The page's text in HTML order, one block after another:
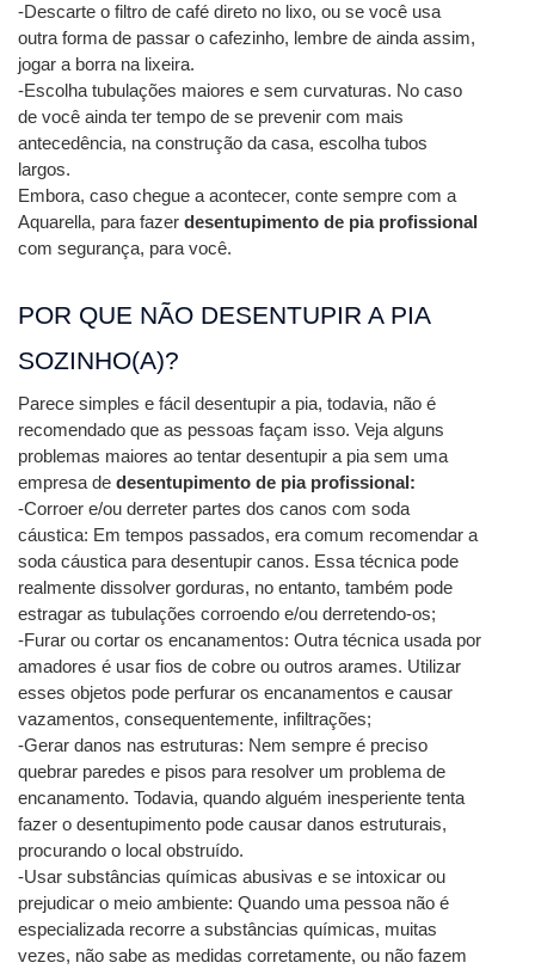
-Descarte o filtro de café direto no lixo, ou se você usa
outra forma de passar o cafezinho, lembre de ainda assim,
jogar a borra na lixeira.
-Escolha tubulações maiores e sem curvaturas. No caso
de você ainda ter tempo de se prevenir com mais
antecedência, na construção da casa, escolha tubos
largos.
Embora, caso chegue a acontecer, conte sempre com a
Aquarella, para fazer
com segurança, para você.
POR QUE NÃO DESENTUPIR A PIA
SOZINHO(A)?
Parece simples e fácil desentupir a pia, todavia, não é
recomendado que as pessoas façam isso. Veja alguns
problemas maiores ao tentar desentupir a pia sem uma
empresa de desentupimento de pia profissional:
-Corroer e/ou derreter partes dos canos com soda
cáustica: Em tempos passados, era comum recomendar a
soda cáustica para desentupir canos. Essa técnica pode
realmente dissolver gorduras, no entanto, também pode
estragar as tubulações corroendo e/ou derretendo-os;
-Furar ou cortar os encanamentos: Outra técnica usada por
amadores é usar fios de cobre ou outros arames. Utilizar
esses objetos pode perfurar os encanamentos e causar
vazamentos, consequentemente, infiltrações;
-Gerar danos nas estruturas: Nem sempre é preciso
quebrar paredes e pisos para resolver um problema de
encanamento. Todavia, quando alguém inesperiente tenta
fazer o desentupimento pode causar danos estruturais,
procurando o local obstruído.
-Usar substâncias químicas abusivas e se intoxicar ou
prejudicar o meio ambiente: Quando uma pessoa não é
especializada recorre a substâncias químicas, muitas
vezes, não sabe as medidas corretamente, ou não fazem